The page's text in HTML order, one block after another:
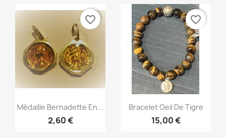
Aperçu rapide
Médaille Bernadette En...
2,60 €
favorite_border
Aperçu rapide
Bracelet Oeil De Tigre
15,00 €
favorite_border